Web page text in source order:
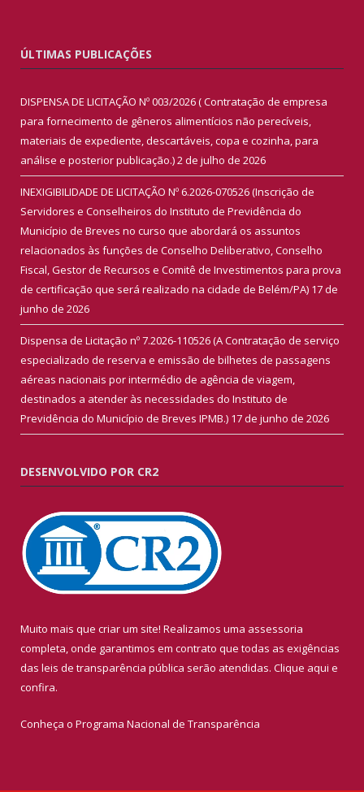
ÚLTIMAS PUBLICAÇÕES
DISPENSA DE LICITAÇÃO Nº 003/2026 ( Contratação de empresa
para fornecimento de gêneros alimentícios não perecíveis,
materiais de expediente, descartáveis, copa e cozinha, para
análise e posterior publicação.)2 de julho de 2026
INEXIGIBILIDADE DE LICITAÇÃO Nº 6.2026-070526 (Inscrição de
Servidores e Conselheiros do Instituto de Previdência do
Município de Breves no curso que abordará os assuntos
relacionados às funções de Conselho Deliberativo, Conselho
Fiscal, Gestor de Recursos e Comitê de Investimentos para prova
de certificação que será realizado na cidade de Belém/PA) 17 de
junho de 2026
Dispensa de Licitação nº 7.2026-110526 (A Contratação de serviço
especializado de reserva e emissão de bilhetes de passagens
aéreas nacionais por intermédio de agência de viagem,
destinados a atender às necessidades do Instituto de
Previdência do Município de Breves IPMB.) 17 de junho de 2026
DESENVOLVIDO POR CR2
Muito mais que criar um site! Realizamos uma assessoria
completa, onde garantimos em contrato que todas as exigências
das leis de transparência pública serão atendidas. Clique aqui e
confira.
Conheça o Programa Nacional de Transparência